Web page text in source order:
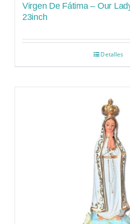
Virgen De Fátima – Our
23inch
Detalles